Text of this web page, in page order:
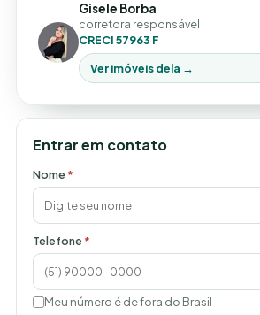
Gisele Borba
corretora responsável
CRECI 57963 F
Ver imóveis dela →
Entrar em contato
Nome*
Telefone*
Meu número é de fora do Brasil